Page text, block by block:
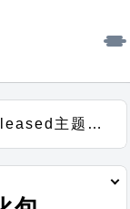
主题汉化包